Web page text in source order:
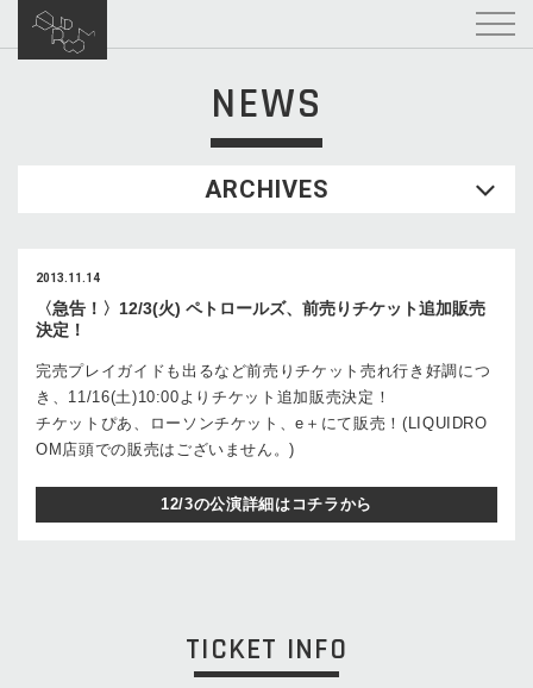
NEWS
ARCHIVES
2013.11.14
〈急告！〉12/3(火) ペトロールズ、前売りチケット追加販売
決定！
完売プレイガイドも出るなど前売りチケット売れ行き好調につ
き、11/16(土)10:00よりチケット追加販売決定！
チケットぴあ、ローソンチケット、e＋にて販売！(LIQUIDRO
OM店頭での販売はございません。)
12/3の公演詳細はコチラから
TICKET INFO